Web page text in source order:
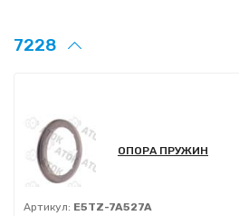
7228
ОПОРА ПРУЖИН
Артикул: E5TZ-7A527A